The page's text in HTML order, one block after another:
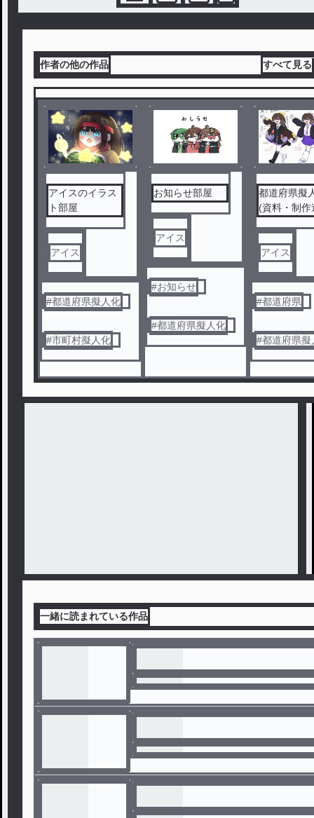
作者の他の作品 すべて見る
アイスのイラス
ト部屋
アイス
#都道府県擬人化
#市町村擬人化
お知らせ部屋
アイス
#お知らせ
#都道府県擬人化
都道府県擬
(資料・制作
アイス
#都道府県
#都道府県擬
一緒に読まれている作品